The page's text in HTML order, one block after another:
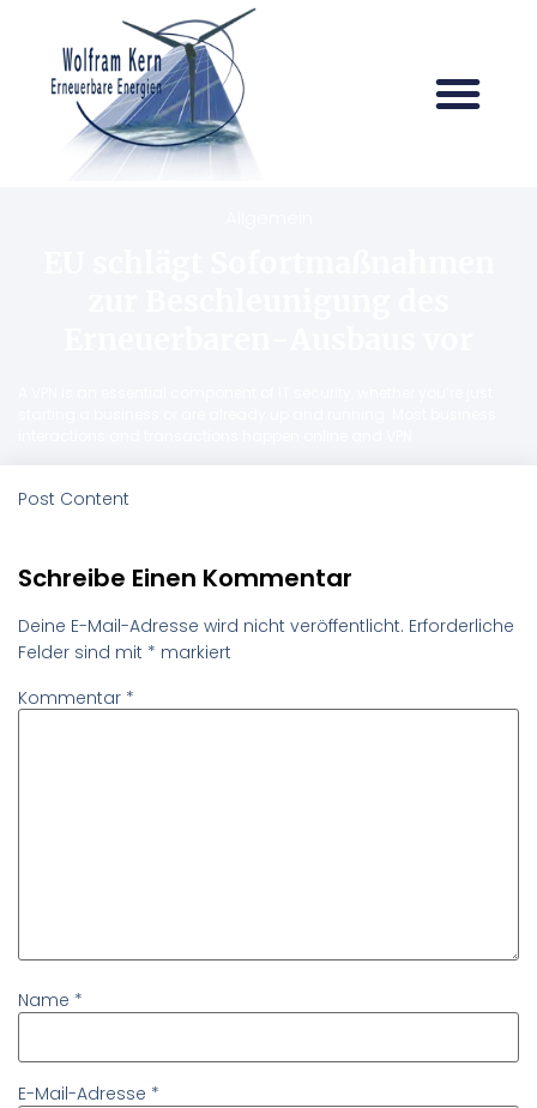
Post Content
Schreibe Einen Kommentar
Deine E-Mail-Adresse wird nicht veröffentlicht. Erforderliche
Felder sind mit * markiert
Kommentar *
Name *
E-Mail-Adresse *